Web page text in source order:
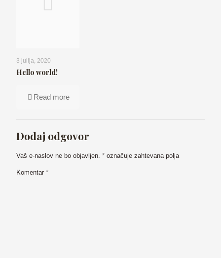
3 julija, 2020
Hello world!
Read more
Dodaj odgovor
Vaš e-naslov ne bo objavljen. * označuje zahtevana polja
Komentar *